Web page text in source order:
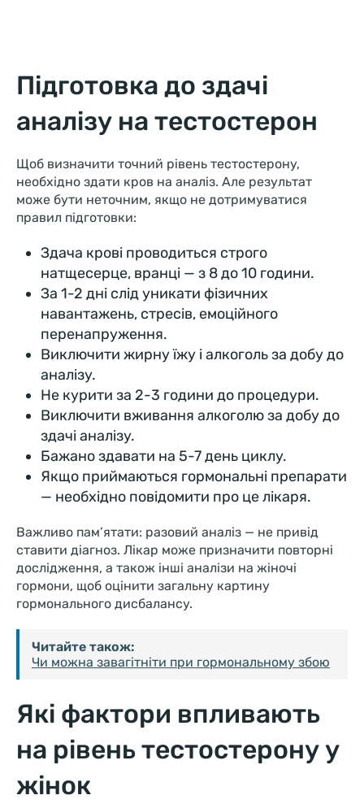
Підготовка до здачі
аналізу на тестостерон
Щоб визначити точний рівень тестостерону,
необхідно здати кров на аналіз. Але результат
може бути неточним, якщо не дотримуватися
правил підготовки:
Здача крові проводиться строго
натщесерце, вранці — з 8 до 10 години.
За 1-2 дні слід уникати фізичних
навантажень, стресів, емоційного
перенапруження.
Виключити жирну їжу і алкоголь за добу до
аналізу.
Не курити за 2-3 години до процедури.
Виключити вживання алкоголю за добу до
здачі аналізу.
Бажано здавати на 5-7 день циклу.
Якщо приймаються гормональні препарати
— необхідно повідомити про це лікаря.
Важливо пам’ятати: разовий аналіз — не привід
ставити діагноз. Лікар може призначити повторні
дослідження, а також інші аналізи на жіночі
гормони, щоб оцінити загальну картину
гормонального дисбалансу.
Читайте також:
Чи можна завагітніти при гормональному збою
Які фактори впливають
на рівень тестостерону у
жінок